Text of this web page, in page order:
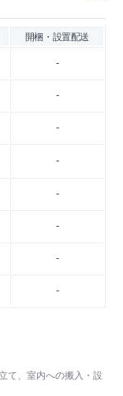
開梱・設置配送
-
-
-
-
-
-
-
-
て、室内への搬入・設